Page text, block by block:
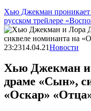
Хью Джекман проникает
русском трейлере
23:2314.04.21Новости
Хью Джекман и
драме «Сын»,
«Оскар»